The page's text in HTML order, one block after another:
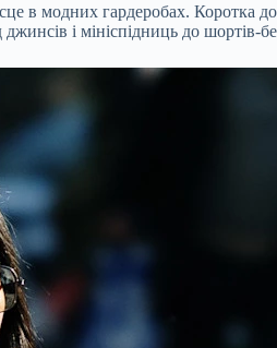
в модних гардеробах. Коротка
і мініспідниць до шортів-